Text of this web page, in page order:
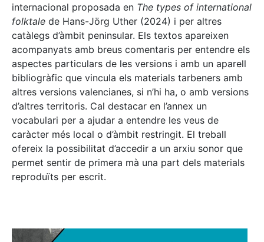
internacional proposada en The types of international
folktale de Hans-Jörg Uther (2024) i per altres
catàlegs d’àmbit peninsular. Els textos apareixen
acompanyats amb breus comentaris per entendre els
aspectes particulars de les versions i amb un aparell
bibliogràfic que vincula els materials tarbeners amb
altres versions valencianes, si n’hi ha, o amb versions
d’altres territoris. Cal destacar en l’annex un
vocabulari per a ajudar a entendre les veus de
caràcter més local o d’àmbit restringit. El treball
ofereix la possibilitat d’accedir a un arxiu sonor que
permet sentir de primera mà una part dels materials
reproduïts per escrit.